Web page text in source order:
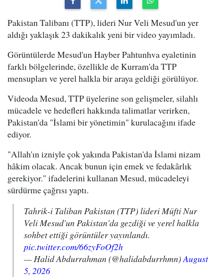
Pakistan Talibanı (TTP), lideri Nur Veli Mesud'un yer
aldığı yaklaşık 23 dakikalık yeni bir video yayımladı.
Görüntülerde Mesud'un Hayber Pahtunhva eyaletinin
farklı bölgelerinde, özellikle de Kurram'da TTP
mensupları ve yerel halkla bir araya geldiği görülüyor.
Videoda Mesud, TTP üyelerine son gelişmeler, silahlı
mücadele ve hedefleri hakkında talimatlar verirken,
Pakistan'da "İslami bir yönetimin" kurulacağını ifade
ediyor.
"Allah'ın izniyle çok yakında Pakistan'da İslami nizam
hâkim olacak. Ancak bunun için emek ve fedakârlık
gerekiyor." ifadelerini kullanan Mesud, mücadeleyi
sürdürme çağrısı yaptı.
Tahrik-i Taliban Pakistan (TTP) lideri Müfti Nur
Veli Mesud'un Pakistan'da gezdiği ve yerel halkla
sohbet ettiği görüntüler yayınlandı.
pic.twitter.com/66zyFoOf2h
— Halid Abdurrahman (@halidabdurrhmn) August
5, 2026